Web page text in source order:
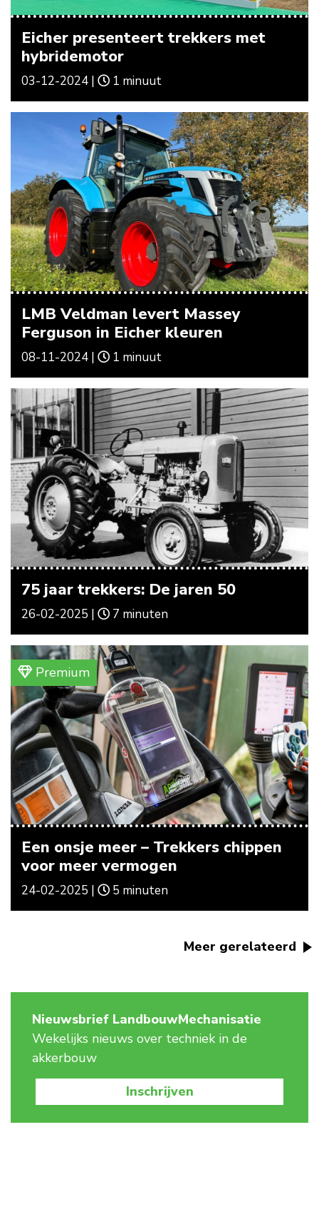
Eicher presenteert trekkers met
hybridemotor
03-12-2024 | 1 minuut
LMB Veldman levert Massey
Ferguson in Eicher kleuren
08-11-2024 | 1 minuut
75 jaar trekkers: De jaren 50
26-02-2025 | 7 minuten
Premium
Een onsje meer – Trekkers chippen
voor meer vermogen
24-02-2025 | 5 minuten
Meer gerelateerd
Nieuwsbrief LandbouwMechanisatie
Wekelijks nieuws over techniek in de
akkerbouw
Inschrijven